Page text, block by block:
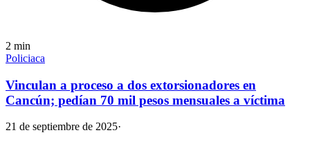
2 min
Policiaca
Vinculan a proceso a dos extorsionadores en
Cancún; pedían 70 mil pesos mensuales a víctima
21 de septiembre de 2025·